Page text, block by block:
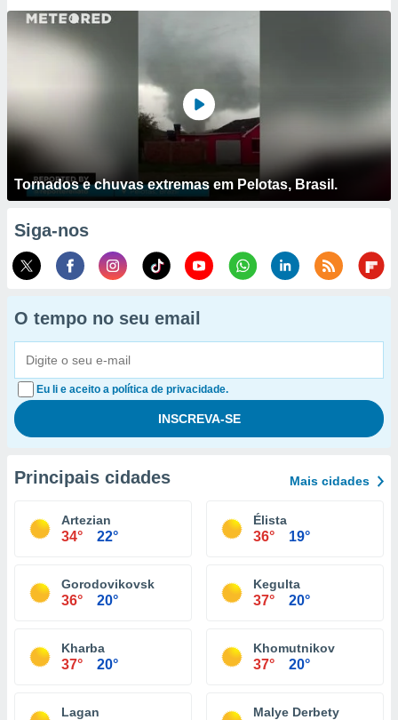
Tornados e chuvas extremas em Pelotas, Brasil.
Siga-nos
O tempo no seu email
Eu li e aceito a política de privacidade.
Principais cidades Mais cidades
Artezian
34° 22°
Élista
36° 19°
Gorodovikovsk
36° 20°
Kegulta
37° 20°
Kharba
37° 20°
Khomutnikov
37° 20°
Lagan Malye Derbety